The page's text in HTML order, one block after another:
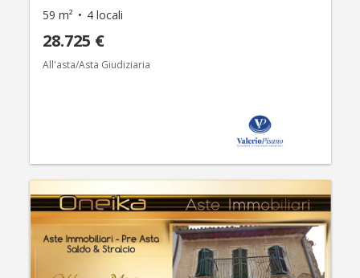
59 m² 4 locali
28.725 €
All'asta/Asta Giudiziaria